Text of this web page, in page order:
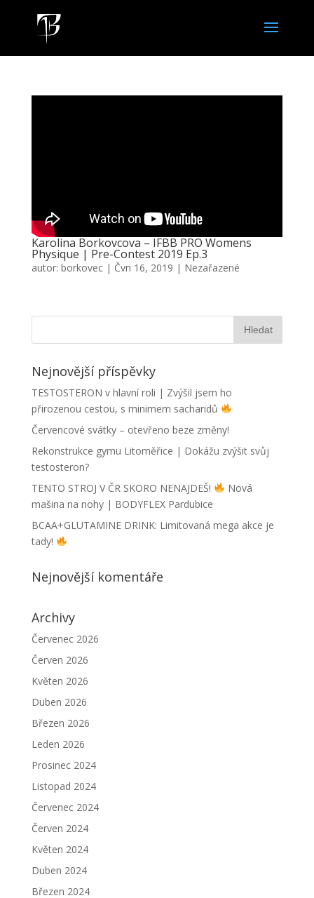
Karolina Borkovcova – IFBB PRO Womens
Physique | Pre-Contest 2019 Ep.3
autor: borkovec| Čvn 16, 2019 | Nezařazené
Nejnovější příspěvky
TESTOSTERON v hlavní roli | Zvýšil jsem ho
přirozenou cestou, s minimem sacharidů
Červencové svátky – otevřeno beze změny!
Rekonstrukce gymu Litoměřice | Dokážu zvýšit svůj
testosteron?
TENTO STROJ V ČR SKORO NENAJDEŠ!
Nová
mašina na nohy | BODYFLEX Pardubice
BCAA+GLUTAMINE DRINK: Limitovaná mega akce je
tady!
Nejnovější komentáře
Archivy
Červenec 2026
Červen 2026
Květen 2026
Duben 2026
Březen 2026
Leden 2026
Prosinec 2024
Listopad 2024
Červenec 2024
Červen 2024
Květen 2024
Duben 2024
Březen 2024